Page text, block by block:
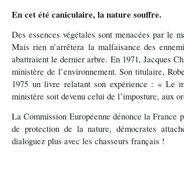
En cet été caniculaire, la nature souffre.
Des essences végétales sont menacées par le
Mais rien n’arrêtera la malfaisance des
abattraient le dernier arbre. En 1971, Jacques
ministère de l’environnement. Son titulaire,
1975 un livre relatant son expérience : « Le
ministère soit devenu celui de l’imposture, aux
La Commission Européenne dénonce la
de protection de la nature, démocrates
dialoguez plus avec les chasseurs français !